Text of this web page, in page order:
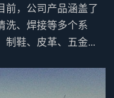
前，公司产品涵盖了
洗、焊接等多个系
制鞋、皮革、五金...